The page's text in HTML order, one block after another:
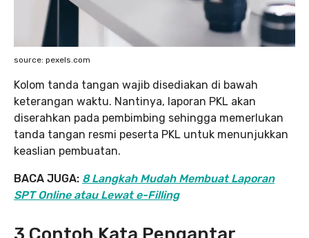
source: pexels.com
Kolom tanda tangan wajib disediakan di bawah
keterangan waktu. Nantinya, laporan PKL akan
diserahkan pada pembimbing sehingga memerlukan
tanda tangan resmi peserta PKL untuk menunjukkan
keaslian pembuatan.
BACA JUGA: 8 Langkah Mudah Membuat Laporan
SPT Online atau Lewat e-Filling